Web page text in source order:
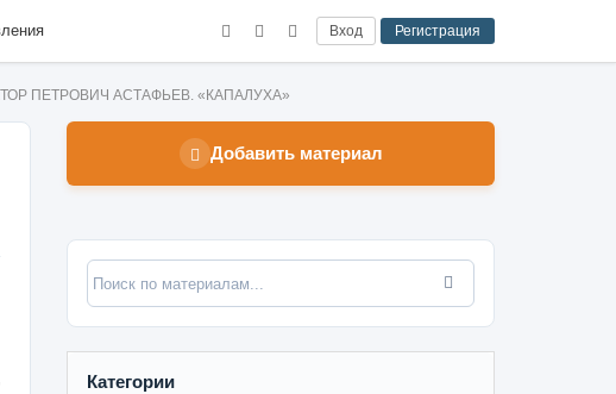
Вход Регистрация
ПЕТРОВИЧ АСТАФЬЕВ. «КАПАЛУХА»
Добавить материал
Категории